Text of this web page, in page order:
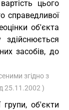
цього
справедливої
об'єкта
засобів, до
згідно з
25.11.2002 )
групи, об'єкти